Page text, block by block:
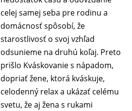
celej samej seba pre rodinu a
domácnosť spôsobí, že
starostlivosť o svoj vzhľad
odsunieme na druhú koľaj. Preto
prišlo Kváskovanie s nápadom,
dopriať žene, ktorá kváskuje,
celodenný relax a ukázať celému
svetu, že aj žena s rukami